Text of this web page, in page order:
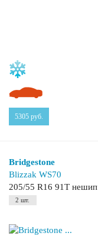
5305 руб.
Bridgestone
Blizzak WS70
205/55 R16 91T нешип
2 шт.